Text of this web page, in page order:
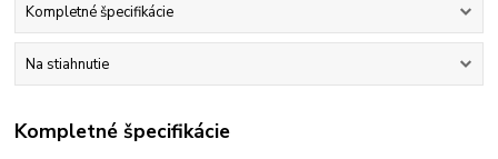
Kompletné špecifikácie
Na stiahnutie
Kompletné špecifikácie